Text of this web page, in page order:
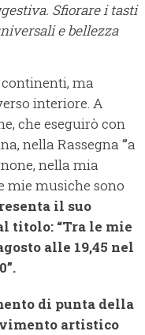
Sfiorare i tasti
e bellezza
ma
interiore. A
che eseguirò con
nella Rassegna “’a
nella mia
mie musiche sono
il suo
titolo: “Tra le mie
alle 19,45 nel
di punta della
artistico